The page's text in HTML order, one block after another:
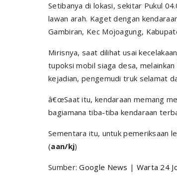
Setibanya di lokasi, sekitar Pukul
lawan arah. Kaget dengan
Gambiran, Kec Mojoagung,
Mirisnya, saat dilihat usai
tupoksi mobil siaga desa,
kejadian, pengemudi truk selamat
â€œSaat itu, kendaraan memang
bagiamana tiba-tiba kendaraan
Sementara itu, untuk pemeriksaan
(aan/kj)
Sumber:Google News | Warta 24